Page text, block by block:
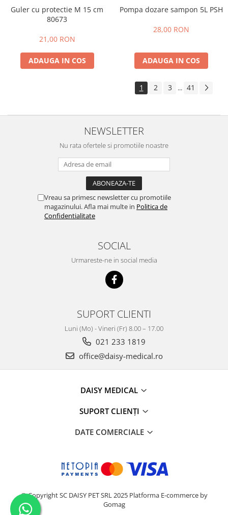
Guler cu protectie M 15 cm
80673
21,00 RON
ADAUGA IN COS
Pompa dozare sampon 5L PSH
28,00 RON
ADAUGA IN COS
1 2 3 ... 41
NEWSLETTER
Nu rata ofertele si promotiile noastre
Vreau sa primesc newsletter cu promotiile
magazinului. Afla mai multe in Politica de
Confidentialitate
SOCIAL
Urmareste-ne in social media
SUPORT CLIENTI
Luni (Mo) - Vineri (Fr) 8.00 – 17.00
021 233 1819
office@daisy-medical.ro
DAISY MEDICAL
SUPORT CLIENȚI
DATE COMERCIALE
© Copyright SC DAISY PET SRL 2025 Platforma E-commerce by
Gomag